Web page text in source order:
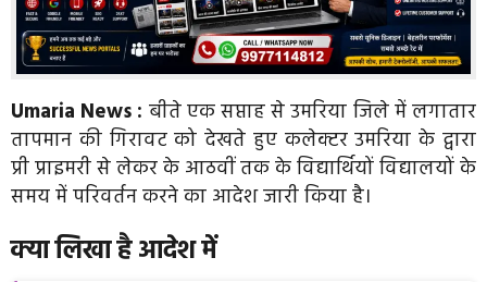
Umaria News : बीते एक सप्ताह से उमरिया जिले में लगातार
तापमान की गिरावट को देखते हुए कलेक्टर उमरिया के द्वारा
प्री प्राइमरी से लेकर के आठवीं तक के विद्यार्थियों विद्यालयों के
समय में परिवर्तन करने का आदेश जारी किया है।
क्या लिखा है आदेश में